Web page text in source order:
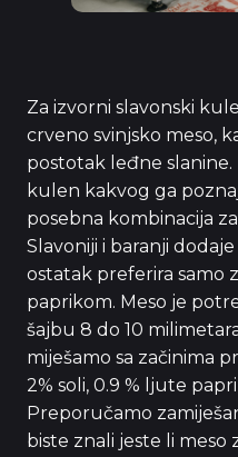
Za izvorni slavonski
crveno svinjsko meso,
postotak leđne
kulen kakvog ga
posebna kombinacija
Slavoniji i baranji
ostatak preferira samo
paprikom. Meso je
šajbu 8 do 10
miješamo sa začinima
2% soli, 0.9 % ljute
Preporučamo
biste znali jeste li meso